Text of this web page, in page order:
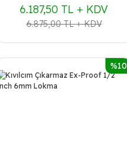
6.187,50 TL + KDV
6.875,00 TL + KDV
%10